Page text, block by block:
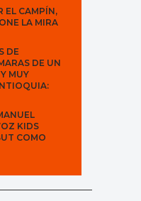
EL CAMPÍN,
LA MIRA
DE
DE UN
MUY
KIDS
COMO